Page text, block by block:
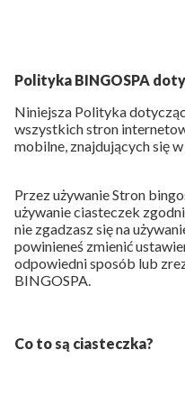
Polityka BINGOSPA
Niniejsza Polityka
wszystkich stron
mobilne, znajdujących się
Przez używanie Stron
używanie ciasteczek
nie zgadzasz się na
powinieneś zmienić
odpowiedni sposób lub
BINGOSPA.
Co to są ciasteczka?